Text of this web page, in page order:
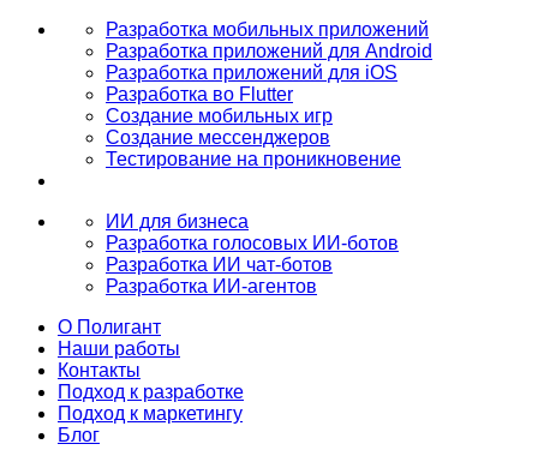
Разработка мобильных приложений
Разработка приложений для Android
Разработка приложений для iOS
Разработка во Flutter
Создание мобильных игр
Создание мессенджеров
Тестирование на проникновение
ИИ для бизнеса
Разработка голосовых ИИ-ботов
Разработка ИИ чат-ботов
Разработка ИИ-агентов
О Полигант
Наши работы
Контакты
Подход к разработке
Подход к маркетингу
Блог